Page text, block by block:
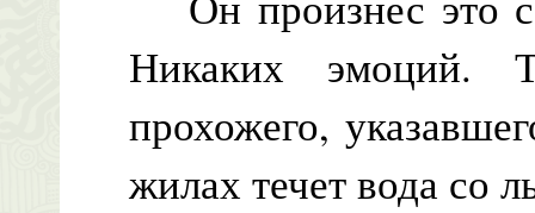
Никаких эмоций.
прохожего,
жилах течет вода со